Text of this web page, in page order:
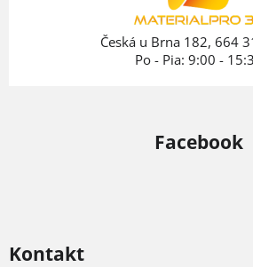
Kontakt
Česká u Brna 182, 664
Po - Pia: 9:00 -
Facebook